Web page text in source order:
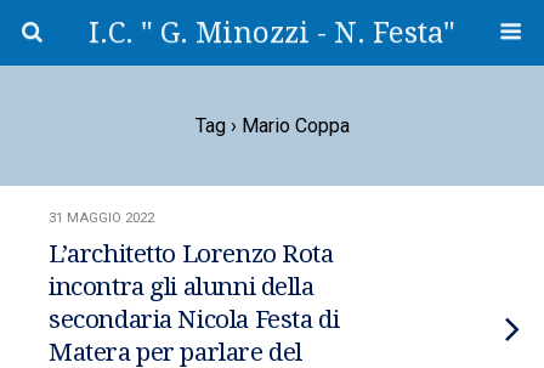
I.C. " G. Minozzi - N. Festa"
Tag › Mario Coppa
31 MAGGIO 2022
L’architetto Lorenzo Rota
incontra gli alunni della
secondaria Nicola Festa di
Matera per parlare del